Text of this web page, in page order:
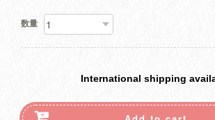
数量
International shipping